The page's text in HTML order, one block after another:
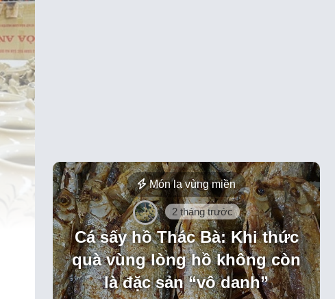
Món lạ vùng miền
2 tháng trước
Cá sấy hồ Thác Bà: Khi thức
quà vùng lòng hồ không còn
là đặc sản “vô danh”